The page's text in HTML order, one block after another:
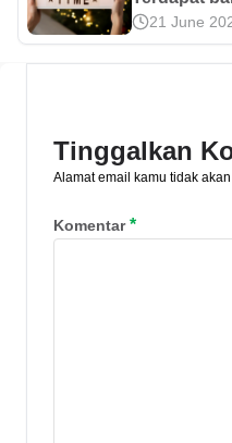
Instagram
21 June
Tinggalkan
Alamat email kamu tidak
Komentar*